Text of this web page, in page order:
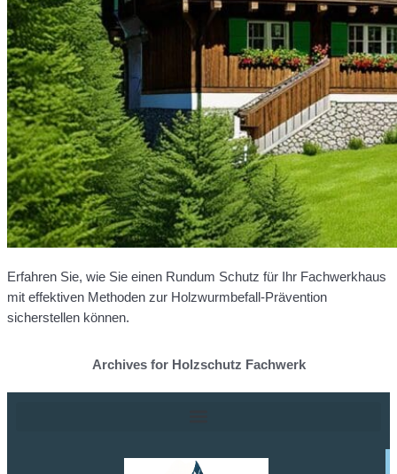
Erfahren Sie, wie Sie einen Rundum Schutz für Ihr Fachwerkhaus
mit effektiven Methoden zur Holzwurmbefall-Prävention
sicherstellen können.
Archives for Holzschutz Fachwerk